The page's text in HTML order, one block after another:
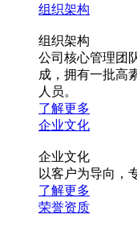
组织架构
组织架构
公司核心管理团
成，拥有一批高
人员。
了解更多
企业文化
企业文化
以客户为导向，
了解更多
荣誉资质